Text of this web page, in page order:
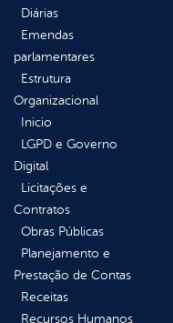
Diárias
Emendas
parlamentares
Estrutura
Organizacional
Inicio
LGPD e Governo
Digital
Licitações e
Contratos
Obras Públicas
Planejamento e
Prestação de Contas
Receitas
Recursos Humanos